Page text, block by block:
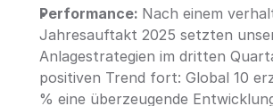
Performance: Nach einem
Jahresauftakt 2025 setzten
Anlagestrategien im dritten
positiven Trend fort: Global 10
% eine überzeugende